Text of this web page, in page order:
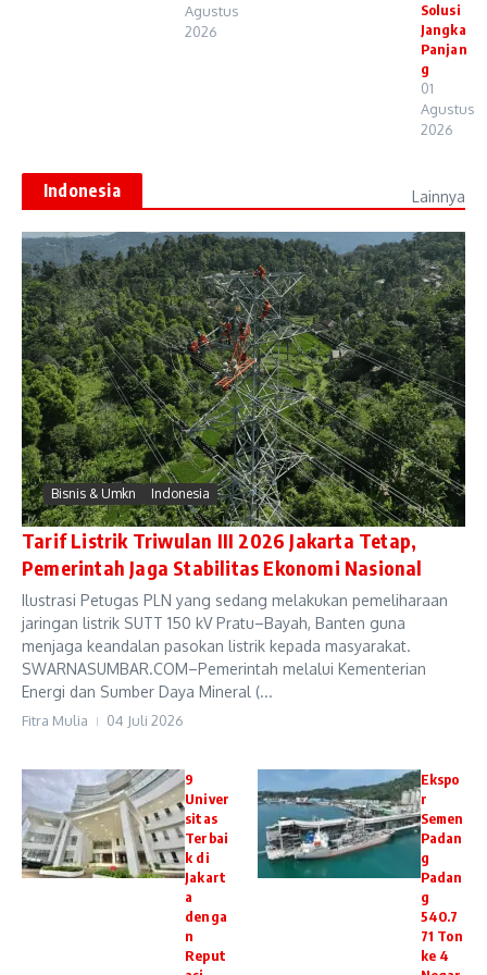
Agustus
2026
Solusi
Jangka
Panjan
g
01
Agustus
2026
Indonesia Lainnya
Bisnis & Umkn Indonesia
Tarif Listrik Triwulan III 2026 Jakarta Tetap,
Pemerintah Jaga Stabilitas Ekonomi Nasional
Ilustrasi Petugas PLN yang sedang melakukan pemeliharaan
jaringan listrik SUTT 150 kV Pratu–Bayah, Banten guna
menjaga keandalan pasokan listrik kepada masyarakat.
SWARNASUMBAR.COM–Pemerintah melalui Kementerian
Energi dan Sumber Daya Mineral (...
Fitra Mulia 04 Juli 2026
9
Univer
sitas
Terbai
k di
Jakart
a
denga
n
Reput
Ekspo
r
Semen
Padan
g
Padan
g
540.7
71 Ton
ke 4